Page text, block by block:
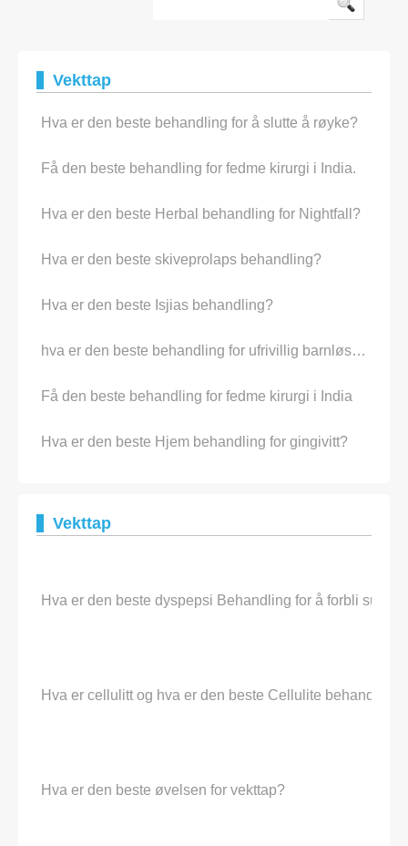
Vekttap
Hva er den beste behandling for å slutte å røyke?
Få den beste behandling for fedme kirurgi i India.
Hva er den beste Herbal behandling for Nightfall?
Hva er den beste skiveprolaps behandling?
Hva er den beste Isjias behandling?
hva er den beste behandling for ufrivillig barnløshet?
Få den beste behandling for fedme kirurgi i India
Hva er den beste Hjem behandling for gingivitt?
Vekttap
Hva er den beste dyspepsi Behandling for å forbli
Hva er cellulitt og hva er den beste Cellulite behandling
Hva er den beste øvelsen for vekttap?